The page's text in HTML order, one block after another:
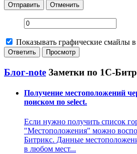
Отправить Отменить
Показывать графические смайлы
Блог-note Заметки по 1С-
Получение местоположений
поиском по select.
Если нужно получить список
"Местоположения" можно
Битрикс. Данные
в любом мест...